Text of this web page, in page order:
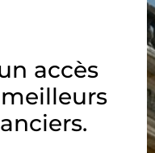
accès